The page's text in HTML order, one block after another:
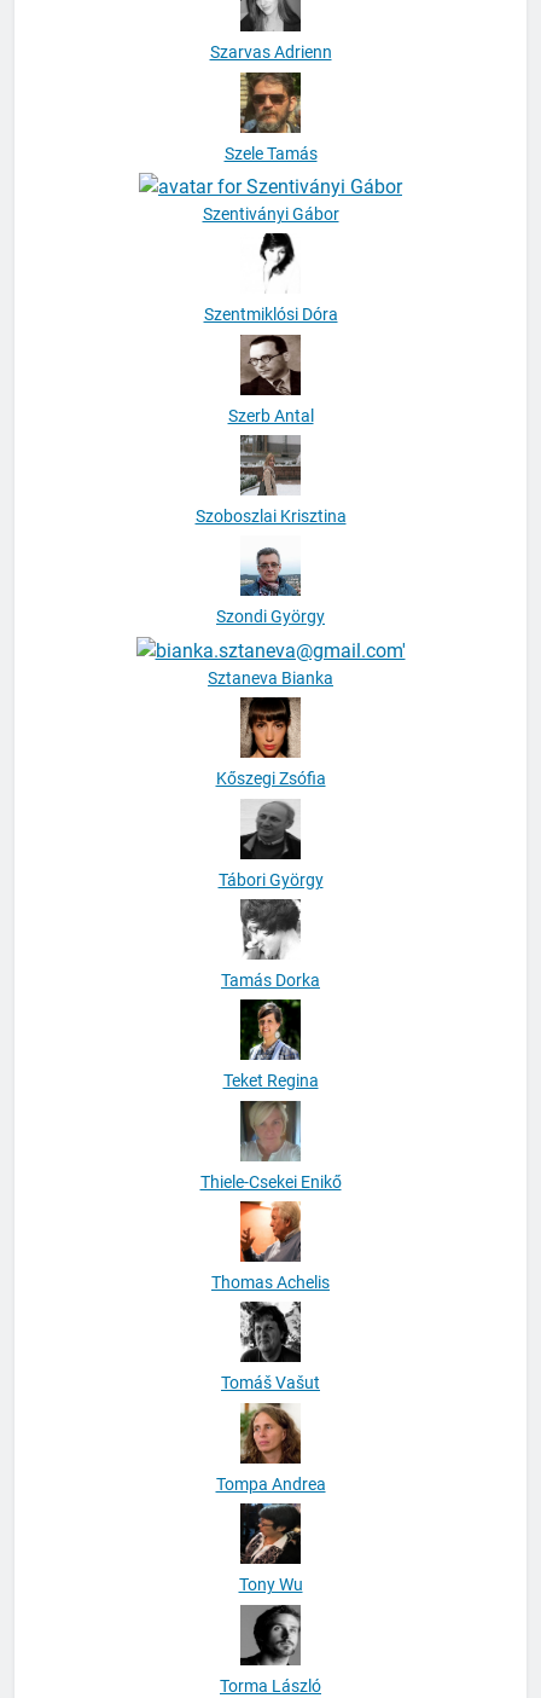
Szarvas Adrienn
Szele Tamás
Szentiványi Gábor
Szentmiklósi Dóra
Szerb Antal
Szoboszlai Krisztina
Szondi György
Sztaneva Bianka
Kőszegi Zsófia
Tábori György
Tamás Dorka
Teket Regina
Thiele-Csekei Enikő
Thomas Achelis
Tomáš Vašut
Tompa Andrea
Tony Wu
Torma László